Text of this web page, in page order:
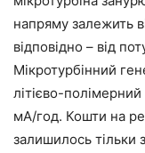
напряму залежить
відповідно – від
Мікротурбінний
літієво-
мА/год. Кошти на
залишилось тільки